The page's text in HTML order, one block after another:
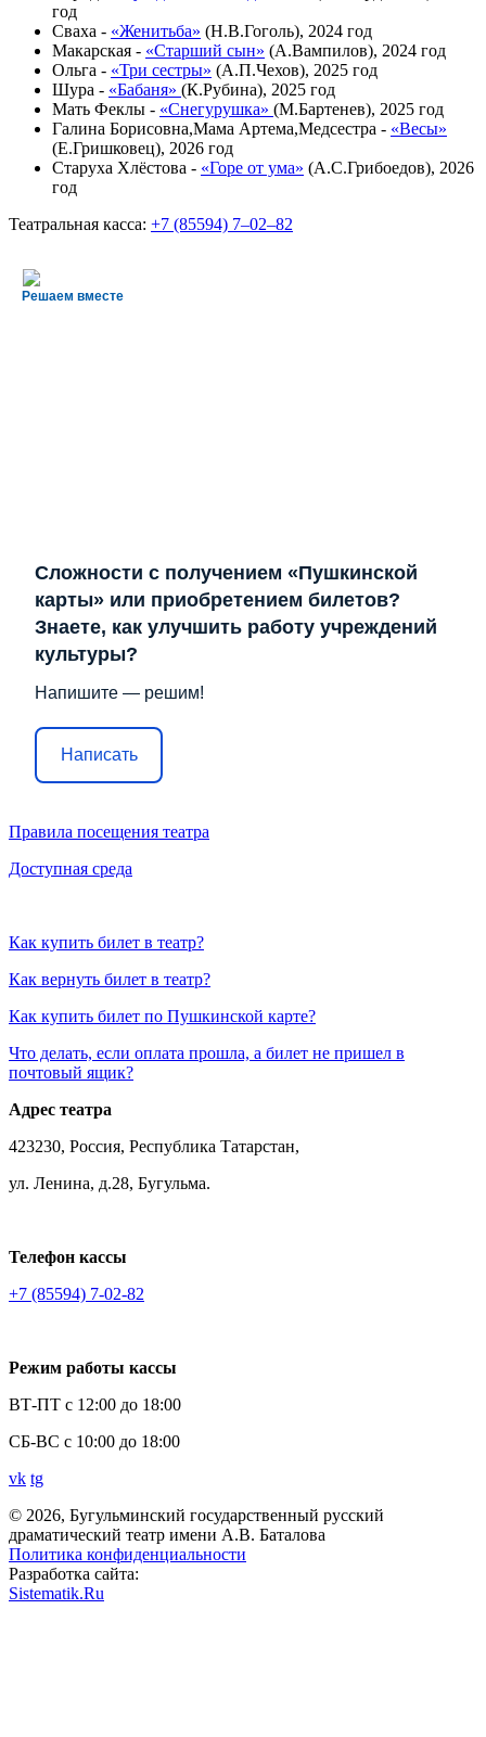
год
Сваха - «Женитьба» (Н.В.Гоголь), 2024 год
Макарская - «Старший сын» (А.Вампилов), 2024 год
Ольга - «Три сестры» (А.П.Чехов), 2025 год
Шура - «Бабаня» (К.Рубина), 2025 год
Мать Феклы - «Снегурушка» (М.Бартенев), 2025 год
Галина Борисовна,Мама Артема,Медсестра - «Весы»
(Е.Гришковец), 2026 год
Старуха Хлёстова - «Горе от ума» (А.С.Грибоедов), 2026
год
Театральная касса: +7 (85594) 7‒02‒82
Решаем вместе
Сложности с получением «Пушкинской
карты» или приобретением билетов?
Знаете, как улучшить работу учреждений
культуры?
Напишите — решим!
Написать
Правила посещения театра
Доступная среда
Как купить билет в театр?
Как вернуть билет в театр?
Как купить билет по Пушкинской карте?
Что делать, если оплата прошла, а билет не пришел в
почтовый ящик?
Адрес театра
423230, Россия, Республика Татарстан,
ул. Ленина, д.28, Бугульма.
Телефон кассы
+7 (85594) 7-02-82
Режим работы кассы
ВТ-ПТ с 12:00 до 18:00
СБ-ВС с 10:00 до 18:00
vk tg
© 2026, Бугульминский государственный русский
драматический театр имени А.В. Баталова
Политика конфиденциальности
Разработка сайта:
Sistematik.Ru